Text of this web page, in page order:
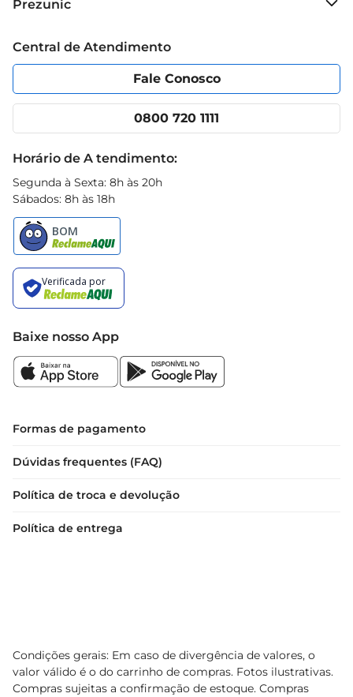
aquecer os corações e desfrutar do melhor da
Grupo Cencosud
Política de Privacidade
Portal do fornecedor
Cencosud Media
Prezunic
Código de Ética
App Prezunic
Central de Atendimento
Fale Conosco
0800 720 1111
Horário de A tendimento:
Segunda à Sexta: 8h às 20h
Sábados: 8h às 18h
Baixe nosso App
Formas de pagamento
Dúvidas frequentes (FAQ)
Política de troca e devolução
Política de entrega
Condições gerais: Em caso de divergência de valores, o
valor válido é o do carrinho de compras. Fotos ilustrativas.
Compras sujeitas a confirmação de estoque. Compras